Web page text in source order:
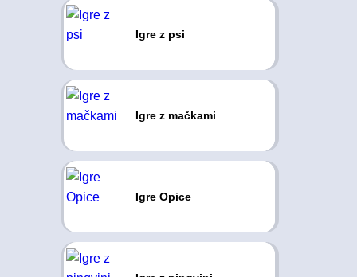
Igre z psi
Igre z mačkami
Igre Opice